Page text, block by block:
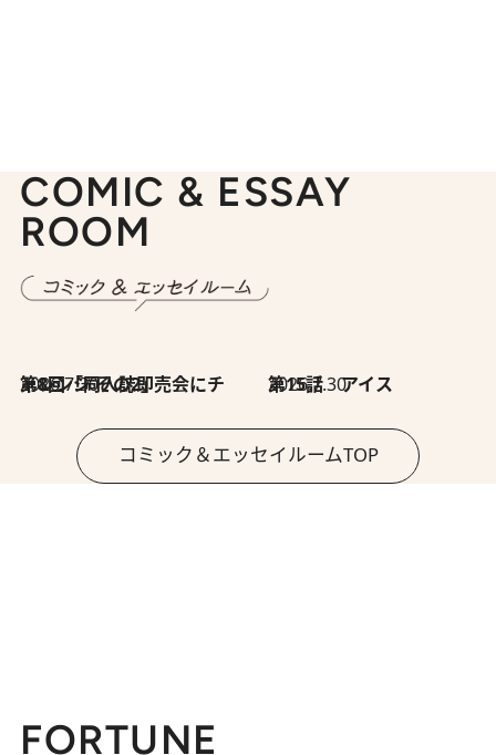
COMIC & ESSAY
ROOM
2026.7.30
第8回「同人誌即売会にチャレンジ その2」 2026.7.30
第15話 アイス
コミック＆エッセイルームTOP
FORTUNE